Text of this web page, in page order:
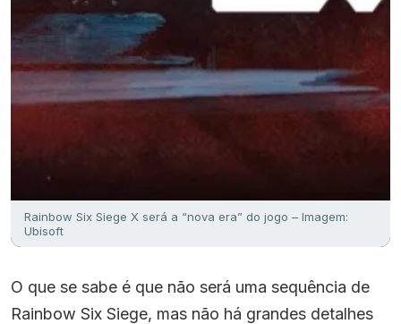
Rainbow Six Siege X será a “nova era” do jogo – Imagem:
Ubisoft
O que se sabe é que não será uma sequência de
Rainbow Six Siege, mas não há grandes detalhes